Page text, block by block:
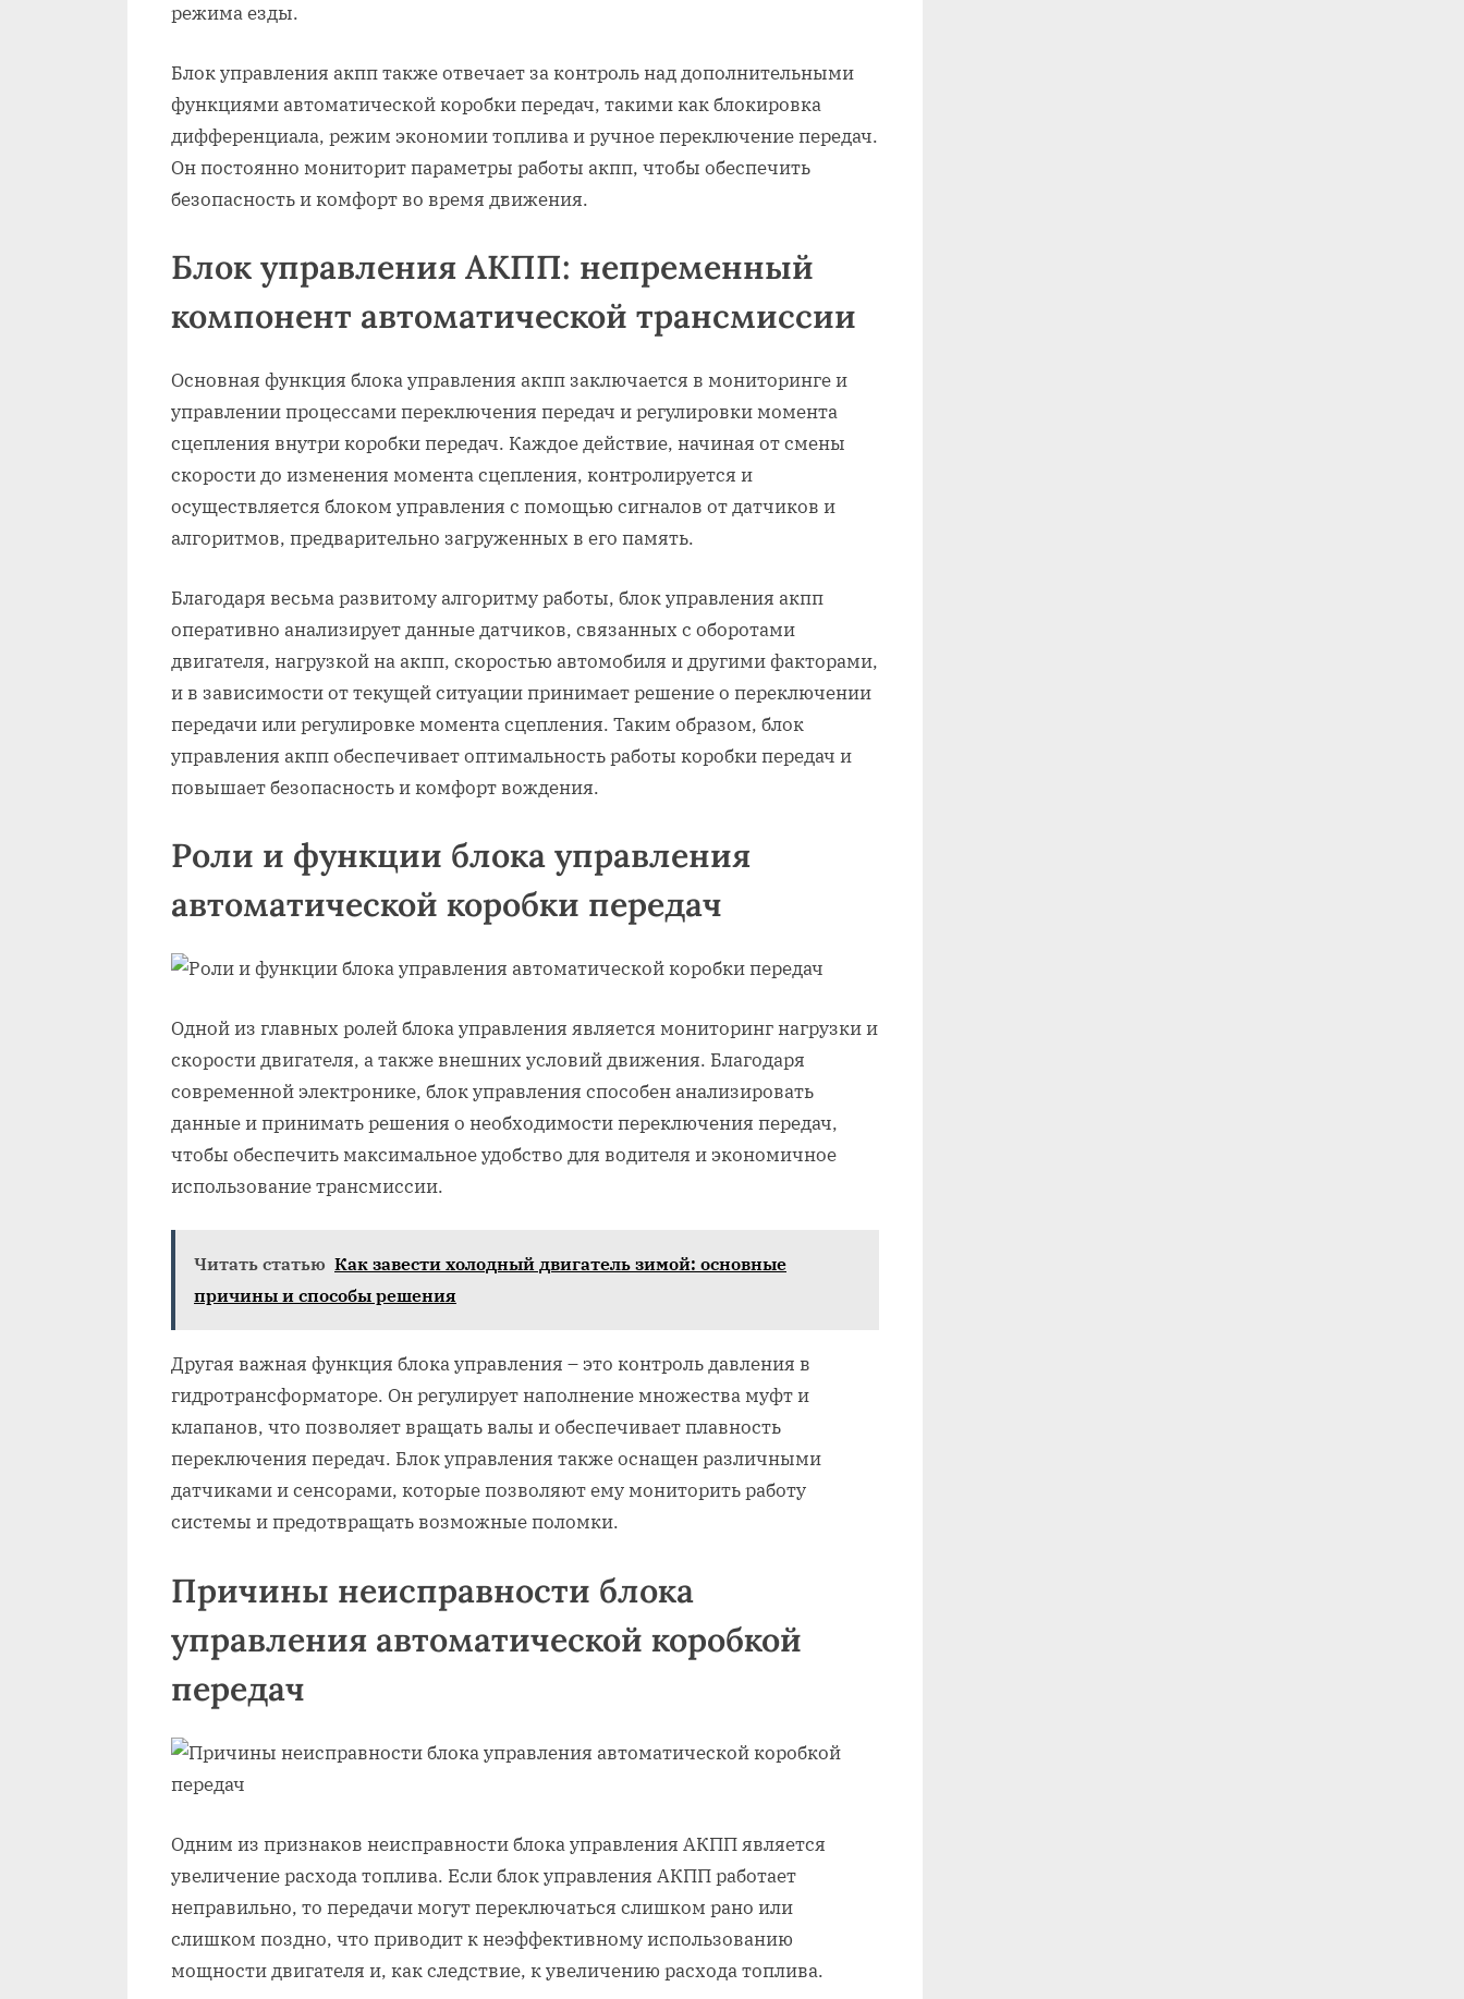
режима езды.
Блок управления акпп также отвечает за контроль над дополнительными
функциями автоматической коробки передач, такими как блокировка
дифференциала, режим экономии топлива и ручное переключение передач.
Он постоянно мониторит параметры работы акпп, чтобы обеспечить
безопасность и комфорт во время движения.
Блок управления АКПП: непременный
компонент автоматической трансмиссии
Основная функция блока управления акпп заключается в мониторинге и
управлении процессами переключения передач и регулировки момента
сцепления внутри коробки передач. Каждое действие, начиная от смены
скорости до изменения момента сцепления, контролируется и
осуществляется блоком управления с помощью сигналов от датчиков и
алгоритмов, предварительно загруженных в его память.
Благодаря весьма развитому алгоритму работы, блок управления акпп
оперативно анализирует данные датчиков, связанных с оборотами
двигателя, нагрузкой на акпп, скоростью автомобиля и другими факторами,
и в зависимости от текущей ситуации принимает решение о переключении
передачи или регулировке момента сцепления. Таким образом, блок
управления акпп обеспечивает оптимальность работы коробки передач и
повышает безопасность и комфорт вождения.
Роли и функции блока управления
автоматической коробки передач
Одной из главных ролей блока управления является мониторинг нагрузки и
скорости двигателя, а также внешних условий движения. Благодаря
современной электронике, блок управления способен анализировать
данные и принимать решения о необходимости переключения передач,
чтобы обеспечить максимальное удобство для водителя и экономичное
использование трансмиссии.
Читать статью Как завести холодный двигатель зимой: основные
причины и способы решения
Другая важная функция блока управления – это контроль давления в
гидротрансформаторе. Он регулирует наполнение множества муфт и
клапанов, что позволяет вращать валы и обеспечивает плавность
переключения передач. Блок управления также оснащен различными
датчиками и сенсорами, которые позволяют ему мониторить работу
системы и предотвращать возможные поломки.
Причины неисправности блока
управления автоматической коробкой
передач
Одним из признаков неисправности блока управления АКПП является
увеличение расхода топлива. Если блок управления АКПП работает
неправильно, то передачи могут переключаться слишком рано или
слишком поздно, что приводит к неэффективному использованию
мощности двигателя и, как следствие, к увеличению расхода топлива.